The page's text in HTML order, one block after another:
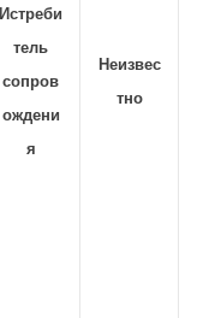
Истреби
тель
сопров
ождени
я
Неизвес
тно